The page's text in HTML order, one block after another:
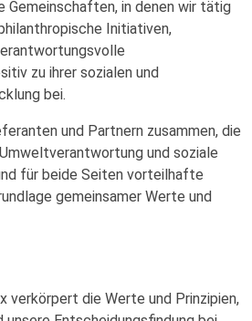
Gemeinschaften, in denen wir tätig
Initiativen,
zu ihrer sozialen und
bei.
und Partnern zusammen, die
und soziale
für beide Seiten vorteilhafte
gemeinsamer Werte und
verkörpert die Werte und Prinzipien,